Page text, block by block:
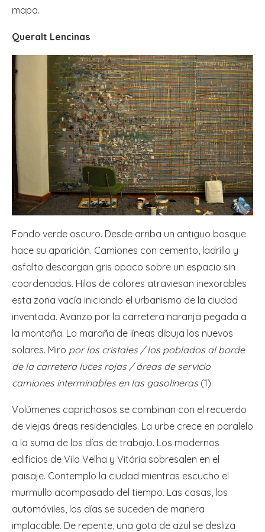
mapa.
Queralt Lencinas
Fondo verde oscuro. Desde arriba un antiguo bosque
hace su aparición. Camiones con cemento, ladrillo y
asfalto descargan gris opaco sobre un espacio sin
coordenadas. Hilos de colores atraviesan inexorables
esta zona vacía iniciando el urbanismo de la ciudad
inventada. Avanzo por la carretera naranja pegada a
la montaña. La maraña de líneas dibuja los nuevos
solares. Miro por los cristales / los poblados al borde
de la carretera luces rojas / áreas de servicio
camiones interminables en las gasolineras (1).
Volúmenes caprichosos se combinan con el recuerdo
de viejas áreas residenciales. La urbe crece en paralelo
a la suma de los días de trabajo. Los modernos
edificios de Vila Velha y Vitória sobresalen en el
paisaje. Contemplo la ciudad mientras escucho el
murmullo acompasado del tiempo. Las casas, los
automóviles, los días se suceden de manera
implacable. De repente, una gota de azul se desliza